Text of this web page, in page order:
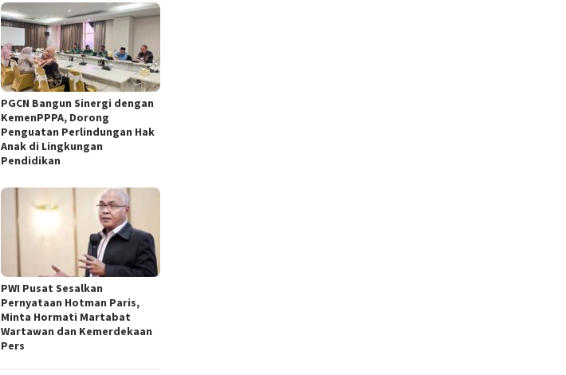
PGCN Bangun Sinergi dengan
KemenPPPA, Dorong
Penguatan Perlindungan Hak
Anak di Lingkungan
Pendidikan
PWI Pusat Sesalkan
Pernyataan Hotman Paris,
Minta Hormati Martabat
Wartawan dan Kemerdekaan
Pers